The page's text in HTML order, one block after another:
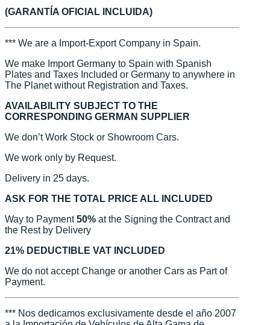
(GARANTÍA OFICIAL INCLUIDA)
*** We are a Import-Export Company in Spain.
We make Import Germany to Spain with Spanish
Plates and Taxes Included or Germany to anywhere in
The Planet without Registration and Taxes.
AVAILABILITY SUBJECT TO THE
CORRESPONDING GERMAN SUPPLIER
We don’t Work Stock or Showroom Cars.
We work only by Request.
Delivery in 25 days.
ASK FOR THE TOTAL PRICE ALL INCLUDED
Way to Payment50% at the Signing the Contract and
the Rest by Delivery
21% DEDUCTIBLE VAT INCLUDED
We do not accept Change or another Cars as Part of
Payment.
*** Nos dedicamos exclusivamente desde el año 2007